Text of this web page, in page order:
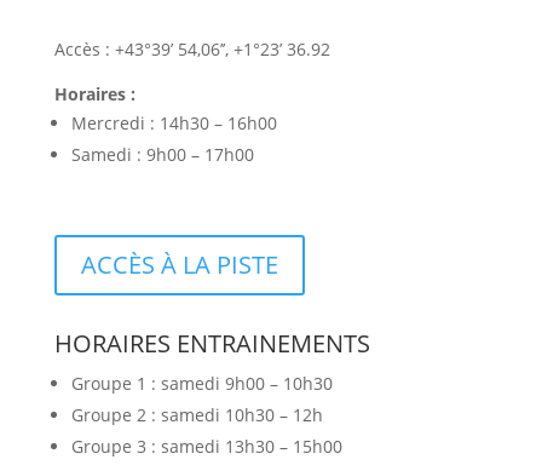
Accès : +43°39’ 54,06’’, +1°23’ 36.92
Horaires :
Mercredi : 14h30 – 16h00
Samedi : 9h00 – 17h00
ACCÈS À LA PISTE
HORAIRES ENTRAINEMENTS
Groupe 1 : samedi 9h00 – 10h30
Groupe 2 : samedi 10h30 – 12h
Groupe 3 : samedi 13h30 – 15h00